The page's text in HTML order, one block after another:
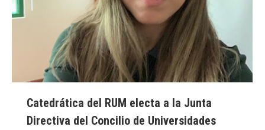
Catedrática del RUM electa a la Junta
Directiva del Concilio de Universidades